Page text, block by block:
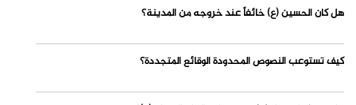
هل كان الحسين (ع) خائفاً عند خروجه من المدينة؟
كيف تستوعب النصوص المحدودة الوقائع المتجددة؟